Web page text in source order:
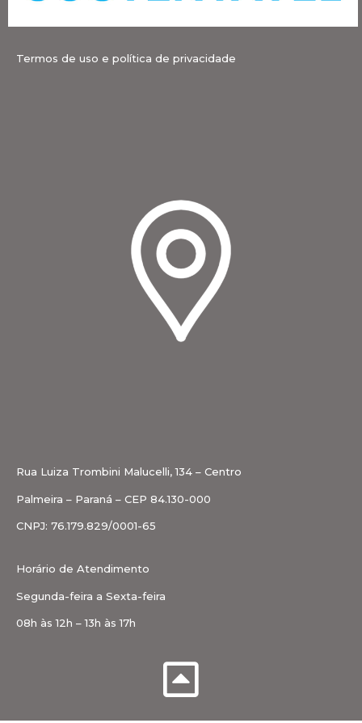
Termos de uso e política de privacidade
Rua Luiza Trombini Malucelli, 134 – Centro
Palmeira – Paraná – CEP 84.130-000
CNPJ: 76.179.829/0001-65
Horário de Atendimento
Segunda-feira a Sexta-feira
08h às 12h – 13h às 17h